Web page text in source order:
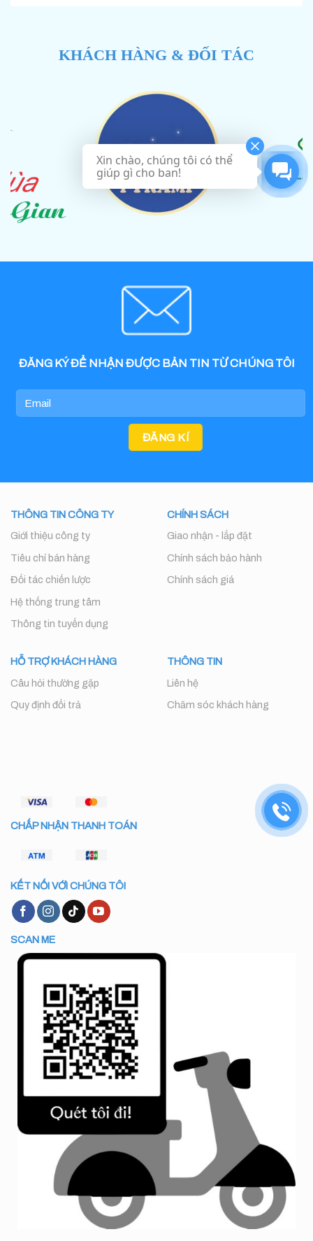
KHÁCH HÀNG & ĐỐI TÁC
ĐĂNG KÝ ĐỂ NHẬN ĐƯỢC BẢN TIN TỪ CHÚNG TÔI
THÔNG TIN CÔNG TY
Giới thiệu công ty
Tiêu chí bán hàng
Đối tác chiến lược
Hệ thống trung tâm
Thông tin tuyển dụng
CHÍNH SÁCH
Giao nhận - lắp đặt
Chính sách bảo hành
Chính sách giá
HỖ TRỢ KHÁCH HÀNG
Câu hỏi thường gặp
Quy định đổi trả
THÔNG TIN
Liên hệ
Chăm sóc khách hàng
CHẤP NHẬN THANH TOÁN
KẾT NỐI VỚI CHÚNG TÔI
SCAN ME
Xin chào, chúng tôi có thể
giúp gì cho ban!